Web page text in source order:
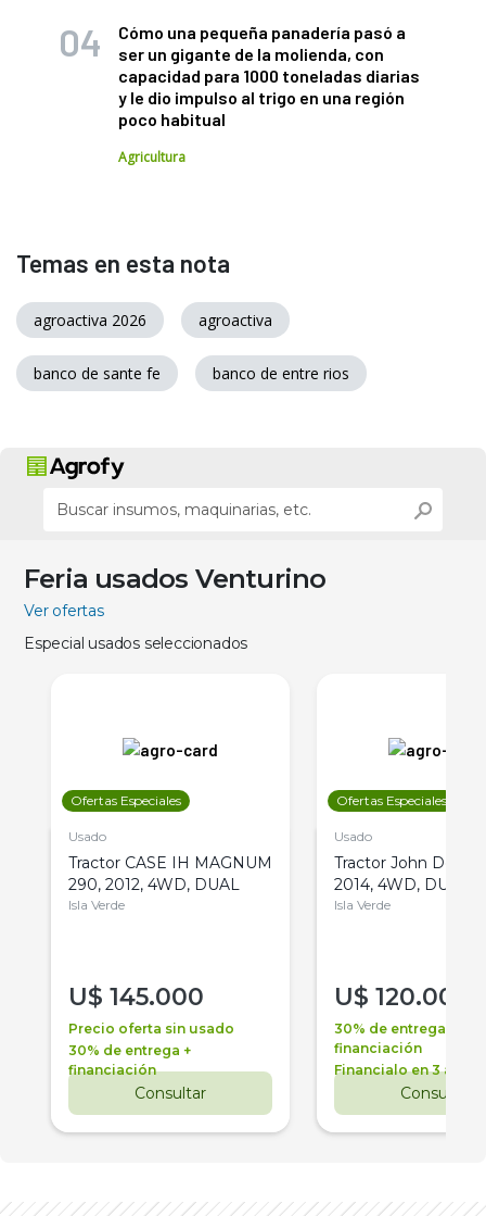
Cómo una pequeña panadería pasó a
ser un gigante de la molienda, con
capacidad para 1000 toneladas diarias
y le dio impulso al trigo en una región
poco habitual
Agricultura
Temas en esta nota
agroactiva 2026 agroactiva
banco de sante fe banco de entre rios
Feria usados Venturino
Ver ofertas
Especial usados seleccionados
Ofertas Especiales
Usado
Tractor CASE IH MAGNUM
290, 2012, 4WD, DUAL
Isla Verde
U$ 145.000
Precio oferta sin usado
30% de entrega +
financiación
Consultar
Ofertas Especiales
Usado
Tractor John Deere
2014, 4WD, DUAL
Isla Verde
U$ 120.000
30% de entrega +
financiación
Financialo en 3 años
Consultar